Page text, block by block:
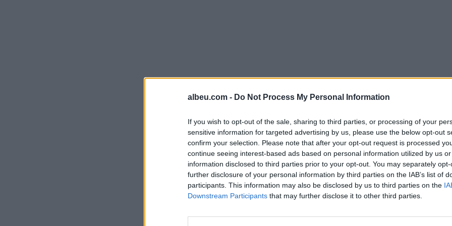
albeu.com - Do Not Process My Personal Information
If you wish to opt-out of the sale, sharing to third parties, or processing of your
sensitive information for targeted advertising by us, please use the below opt-out
confirm your selection. Please note that after your opt-out request is processed
continue seeing interest-based ads based on personal information utilized by us
information disclosed to third parties prior to your opt-out. You may separately
further disclosure of your personal information by third parties on the IAB’s list of
participants. This information may also be disclosed by us to third parties on the
Downstream Participants that may further disclose it to other third parties.